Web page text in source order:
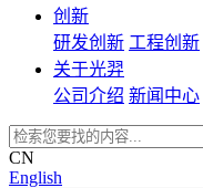
创新
研发创新 工程创新
关于光羿
公司介绍 新闻中心
CN
English